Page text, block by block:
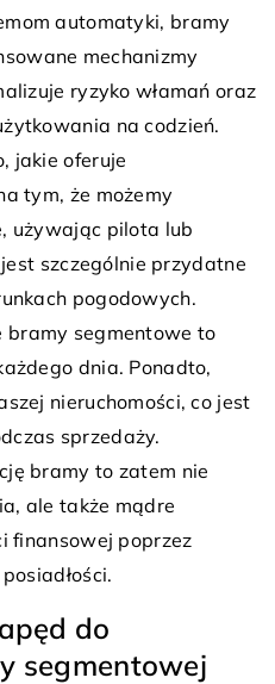
automatyki, bramy
mechanizmy
ryzyko włamań oraz
na codzień.
jakie oferuje
tym, że możemy
używając pilota lub
szczególnie przydatne
pogodowych.
segmentowe to
dnia. Ponadto,
nieruchomości, co jest
sprzedaży.
bramy to zatem nie
ale także mądre
finansowej poprzez
do
segmentowej